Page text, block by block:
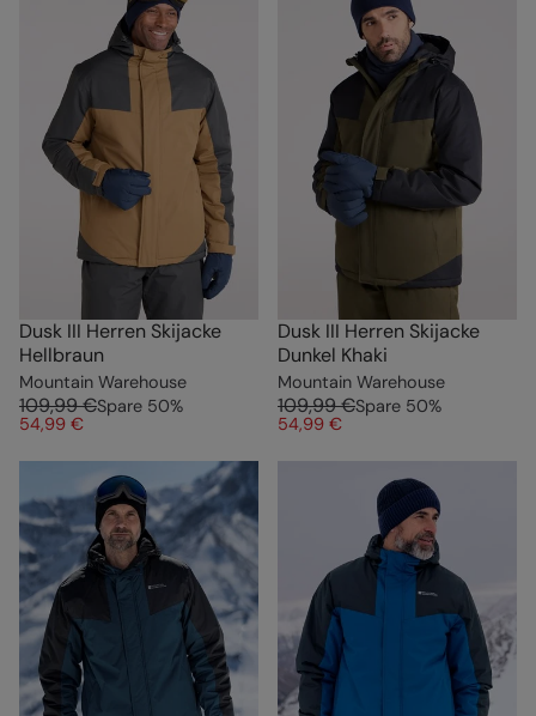
Dusk III Herren Skijacke
Hellbraun
Mountain Warehouse
109,99 €Spare 50%
54,99 €
Dusk III Herren Skijacke
Dunkel Khaki
Mountain Warehouse
109,99 €Spare 50%
54,99 €